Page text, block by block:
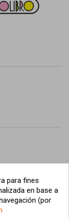
para fines
en base a
(por